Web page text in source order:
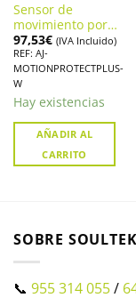
Sensor de
movimiento por
microondas e
infrarrojos AJAX
MOTIONPROTECT
PLUS
97,53€ (IVA Incluido)
REF: AJ-
MOTIONPROTECTPLUS-
W
Hay existencias
AÑADIR AL
CARRITO
SOBRE SOULTEK
📞 955 314 055/